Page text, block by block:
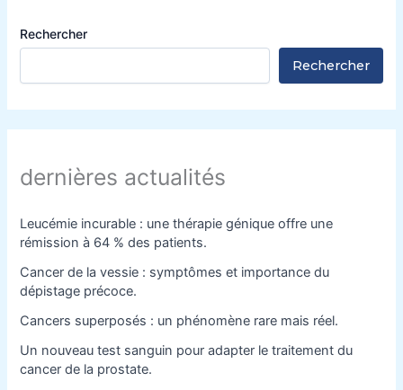
Rechercher
Rechercher
dernières actualités
Leucémie incurable : une thérapie génique offre une
rémission à 64 % des patients.
Cancer de la vessie : symptômes et importance du
dépistage précoce.
Cancers superposés : un phénomène rare mais réel.
Un nouveau test sanguin pour adapter le traitement du
cancer de la prostate.